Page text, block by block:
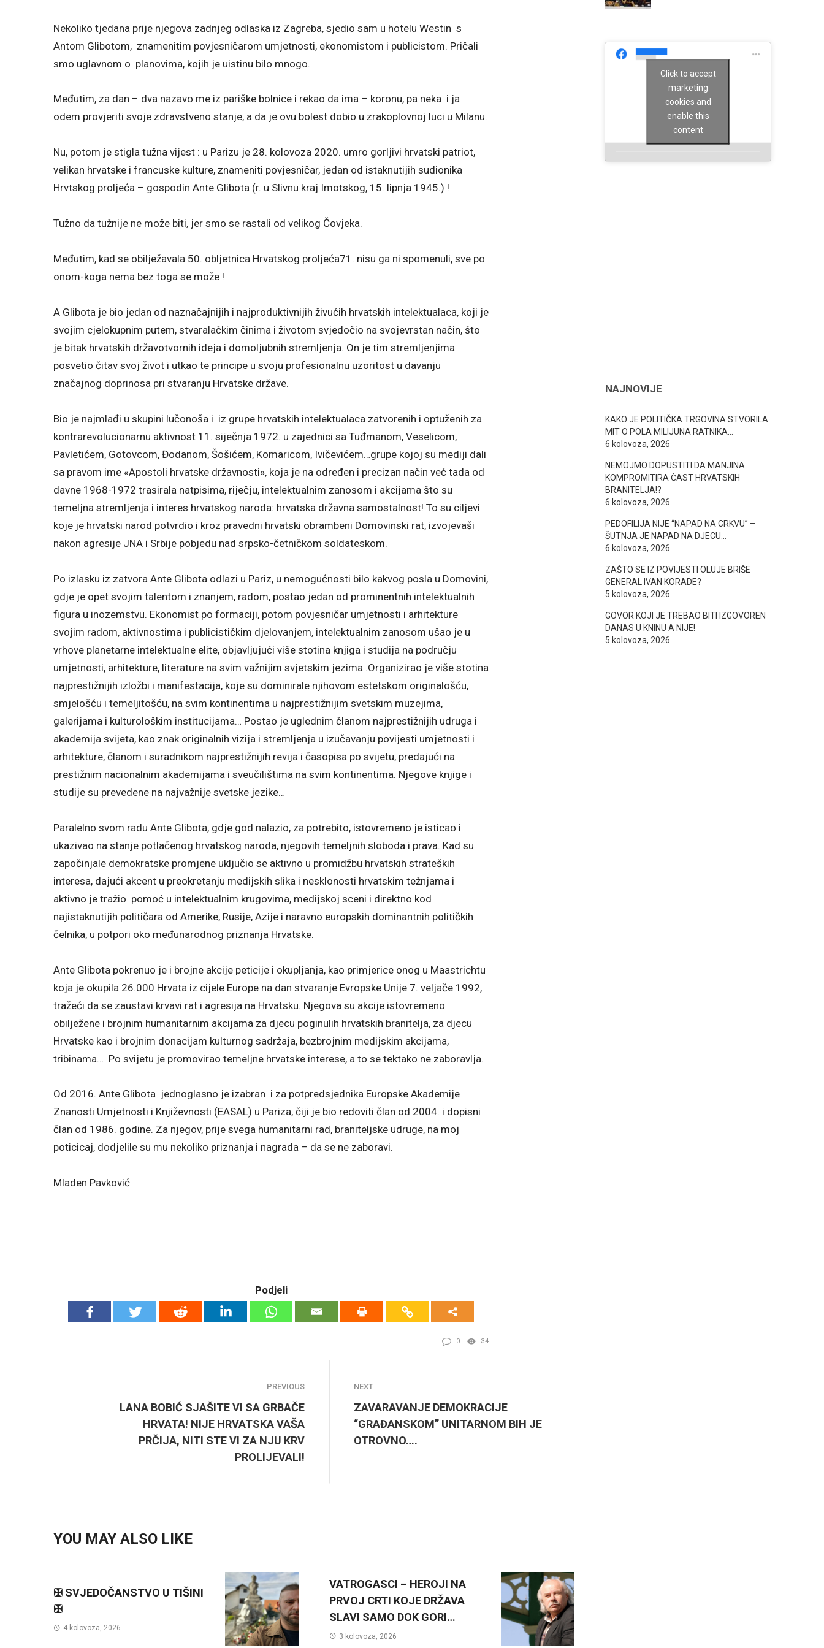
Nekoliko tjedana prije njegova zadnjeg odlaska iz Zagreba, sjedio sam u hotelu Westin s
Antom Glibotom, znamenitim povjesničarom umjetnosti, ekonomistom i publicistom. Pričali
smo uglavnom o planovima, kojih je uistinu bilo mnogo.
Međutim, za dan – dva nazavo me iz pariške bolnice i rekao da ima – koronu, pa neka i ja
odem provjeriti svoje zdravstveno stanje, a da je ovu bolest dobio u zrakoplovnoj luci u Milanu.
Nu, potom je stigla tužna vijest : u Parizu je 28. kolovoza 2020. umro gorljivi hrvatski patriot,
velikan hrvatske i francuske kulture, znameniti povjesničar, jedan od istaknutijih sudionika
Hrvtskog proljeća – gospodin Ante Glibota (r. u Slivnu kraj Imotskog, 15. lipnja 1945.) !
Tužno da tužnije ne može biti, jer smo se rastali od velikog Čovjeka.
Međutim, kad se obilježavala 50. obljetnica Hrvatskog proljeća71. nisu ga ni spomenuli, sve po
onom-koga nema bez toga se može !
A Glibota je bio jedan od naznačajnijih i najproduktivnijih živućih hrvatskih intelektualaca, koji je
svojim cjelokupnim putem, stvaralačkim činima i životom svjedočio na svojevrstan način, što
je bitak hrvatskih državotvornih ideja i domoljubnih stremljenja. On je tim stremljenjima
posvetio čitav svoj život i utkao te principe u svoju profesionalnu uzoritost u davanju
značajnog doprinosa pri stvaranju Hrvatske države.
Bio je najmlađi u skupini lučonoša i iz grupe hrvatskih intelektualaca zatvorenih i optuženih za
kontrarevolucionarnu aktivnost 11. siječnja 1972. u zajednici sa Tuđmanom, Veselicom,
Pavletićem, Gotovcom, Đodanom, Šošićem, Komaricom, Ivičevićem…grupe kojoj su mediji dali
sa pravom ime «Apostoli hrvatske državnosti», koja je na određen i precizan način već tada od
davne 1968-1972 trasirala natpisima, riječju, intelektualnim zanosom i akcijama što su
temeljna stremljenja i interes hrvatskog naroda: hrvatska državna samostalnost! To su ciljevi
koje je hrvatski narod potvrdio i kroz pravedni hrvatski obrambeni Domovinski rat, izvojevaši
nakon agresije JNA i Srbije pobjedu nad srpsko-četničkom soldateskom.
Po izlasku iz zatvora Ante Glibota odlazi u Pariz, u nemogućnosti bilo kakvog posla u Domovini,
gdje je opet svojim talentom i znanjem, radom, postao jedan od prominentnih intelektualnih
figura u inozemstvu. Ekonomist po formaciji, potom povjesničar umjetnosti i arhitekture
svojim radom, aktivnostima i publicističkim djelovanjem, intelektualnim zanosom ušao je u
vrhove planetarne intelektualne elite, objavljujući više stotina knjiga i studija na području
umjetnosti, arhitekture, literature na svim važnijim svjetskim jezima .Organizirao je više stotina
najprestižnijih izložbi i manifestacija, koje su dominirale njihovom estetskom originalošću,
smjelošću i temeljitošću, na svim kontinentima u najprestižnijim svetskim muzejima,
galerijama i kulturološkim institucijama… Postao je uglednim članom najprestižnijih udruga i
akademija svijeta, kao znak originalnih vizija i stremljenja u izučavanju povijesti umjetnosti i
arhitekture, članom i suradnikom najprestižnijih revija i časopisa po svijetu, predajući na
prestižnim nacionalnim akademijama i sveučilištima na svim kontinentima. Njegove knjige i
studije su prevedene na najvažnije svetske jezike…
Paralelno svom radu Ante Glibota, gdje god nalazio, za potrebito, istovremeno je isticao i
ukazivao na stanje potlačenog hrvatskog naroda, njegovih temeljnih sloboda i prava. Kad su
započinjale demokratske promjene uključio se aktivno u promidžbu hrvatskih strateških
interesa, dajući akcent u preokretanju medijskih slika i nesklonosti hrvatskim težnjama i
aktivno je tražio pomoć u intelektualnim krugovima, medijskoj sceni i direktno kod
najistaknutijih političara od Amerike, Rusije, Azije i naravno europskih dominantnih političkih
čelnika, u potpori oko međunarodnog priznanja Hrvatske.
Ante Glibota pokrenuo je i brojne akcije peticije i okupljanja, kao primjerice onog u Maastrichtu
koja je okupila 26.000 Hrvata iz cijele Europe na dan stvaranje Evropske Unije 7. veljače 1992,
tražeći da se zaustavi krvavi rat i agresija na Hrvatsku. Njegova su akcije istovremeno
obilježene i brojnim humanitarnim akcijama za djecu poginulih hrvatskih branitelja, za djecu
Hrvatske kao i brojnim donacijam kulturnog sadržaja, bezbrojnim medijskim akcijama,
tribinama… Po svijetu je promovirao temeljne hrvatske interese, a to se tektako ne zaboravlja.
Od 2016. Ante Glibota jednoglasno je izabran i za potpredsjednika Europske Akademije
Znanosti Umjetnosti i Književnosti (EASAL) u Pariza, čiji je bio redoviti član od 2004. i dopisni
član od 1986. godine. Za njegov, prije svega humanitarni rad, braniteljske udruge, na moj
poticicaj, dodjelile su mu nekoliko priznanja i nagrada – da se ne zaboravi.
Mladen Pavković
Podjeli
0 34
PREVIOUS
LANA BOBIĆ SJAŠITE VI SA GRBAČE
HRVATA! NIJE HRVATSKA VAŠA
PRČIJA, NITI STE VI ZA NJU KRV
PROLIJEVALI!
NEXT
ZAVARAVANJE DEMOKRACIJE
“GRAĐANSKOM” UNITARNOM BIH JE
OTROVNO….
YOU MAY ALSO LIKE
✠ SVJEDOČANSTVO U TIŠINI
✠
4 kolovoza, 2026
VATROGASCI – HEROJI NA
PRVOJ CRTI KOJE DRŽAVA
SLAVI SAMO DOK GORI…
3 kolovoza, 2026
Click to accept
marketing
cookies and
enable this
content
NAJNOVIJE
KAKO JE POLITIČKA TRGOVINA STVORILA
MIT O POLA MILIJUNA RATNIKA…
6 kolovoza, 2026
NEMOJMO DOPUSTITI DA MANJINA
KOMPROMITIRA ČAST HRVATSKIH
BRANITELJA!?
6 kolovoza, 2026
PEDOFILIJA NIJE “NAPAD NA CRKVU” –
ŠUTNJA JE NAPAD NA DJECU…
6 kolovoza, 2026
ZAŠTO SE IZ POVIJESTI OLUJE BRIŠE
GENERAL IVAN KORADE?
5 kolovoza, 2026
GOVOR KOJI JE TREBAO BITI IZGOVOREN
DANAS U KNINU A NIJE!
5 kolovoza, 2026